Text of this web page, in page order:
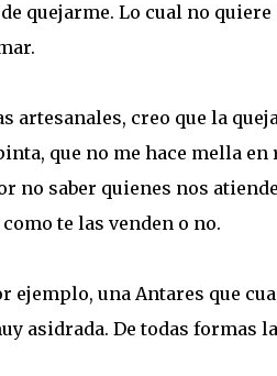
quejarme. Lo cual no
artesanales, creo que la
que no me hace mella
no saber quienes nos
te las venden o no.
ejemplo, una Antares que
asidrada. De todas formas